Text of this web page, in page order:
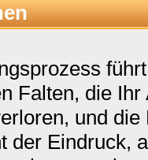
Falten, die
und
der Eindruck,